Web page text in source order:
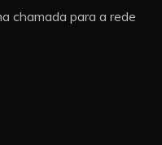
chamada para a rede